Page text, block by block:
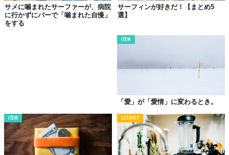
Licensed material used with permission by
Chris White
この世界は、もっと広いはずだ。
サメに噛まれたサーファーが、病院
に行かずにバーで「噛まれた自慢」
をする
サーフィンが好きだ！【まとめ5
選】
ITEM
「愛」が「愛情」に変わるとき。
ITEM ACTIVITY